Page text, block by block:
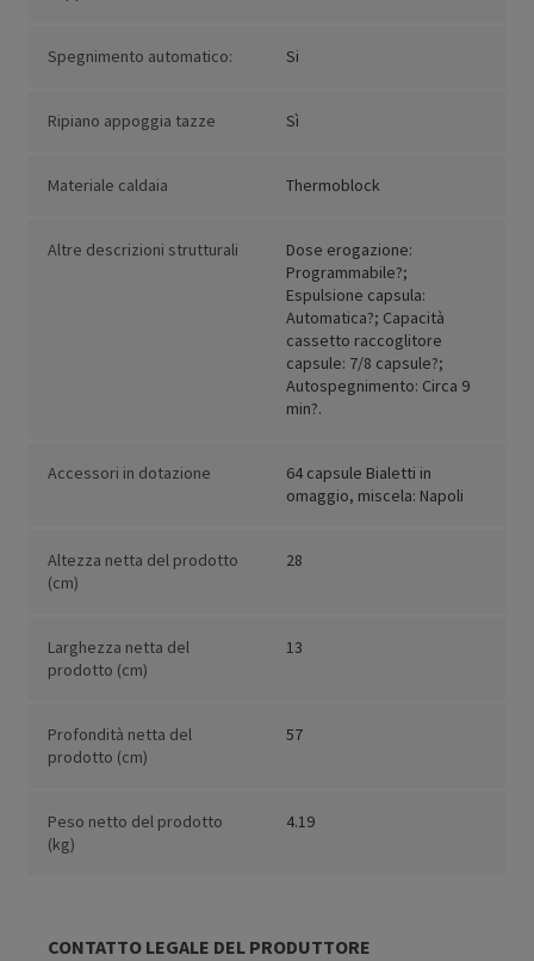
Spegnimento automatico: Si
Ripiano appoggia tazze Sì
Materiale caldaia Thermoblock
Altre descrizioni strutturali
Dose erogazione:
Programmabile?;
Espulsione capsula:
Automatica?; Capacità
cassetto raccoglitore
capsule: 7/8 capsule?;
Autospegnimento: Circa 9
min?.
Accessori in dotazione
64 capsule Bialetti in
omaggio, miscela: Napoli
Altezza netta del prodotto
(cm)
28
Larghezza netta del
prodotto (cm)
13
Profondità netta del
prodotto (cm)
57
Peso netto del prodotto
(kg)
4.19
CONTATTO LEGALE DEL PRODUTTORE